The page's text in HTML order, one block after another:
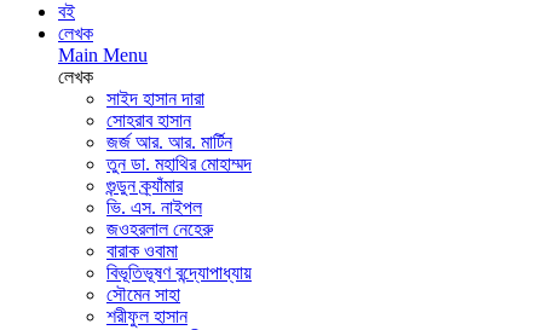
বই
লেখক
Main Menu
লেখক
সাইদ হাসান দারা
সোহরাব হাসান
জর্জ আর. আর. মার্টিন
তুন ডা. মহাথির মোহাম্মদ
গুন্ডুন ক্র্যাঁমার
ভি. এস. নাইপল
জওহরলাল নেহেরু
বারাক ওবামা
বিভূতিভূষণ বন্দ্যোপাধ্যায়
সৌমেন সাহা
শরীফুল হাসান